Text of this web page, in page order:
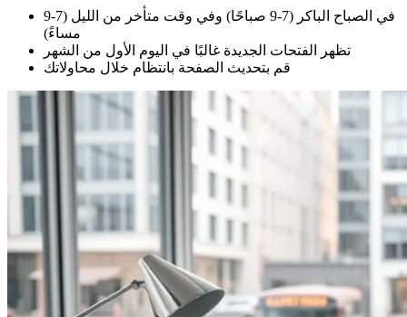
في الصباح الباكر (7-9 صباحًا) وفي وقت متأخر من الليل (7-9
مساءً)
تظهر الفتحات الجديدة غالبًا في اليوم الأول من الشهر
قم بتحديث الصفحة بانتظام خلال محاولاتك